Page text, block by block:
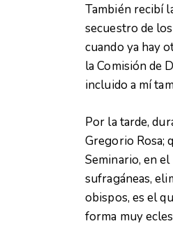
También recibí
secuestro de
cuando ya hay
la Comisión de
incluido a mí
Por la tarde,
Gregorio Rosa;
Seminario, en
sufragáneas,
obispos, es el
forma muy